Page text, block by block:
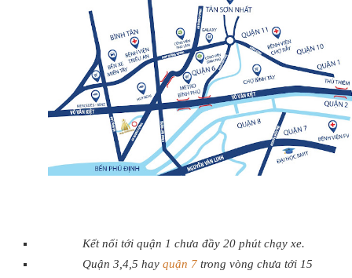
Kết nối tới quận 1 chưa đầy 20 phút chạy xe.
Quận 3,4,5 hay quận 7 trong vòng chưa tới 15